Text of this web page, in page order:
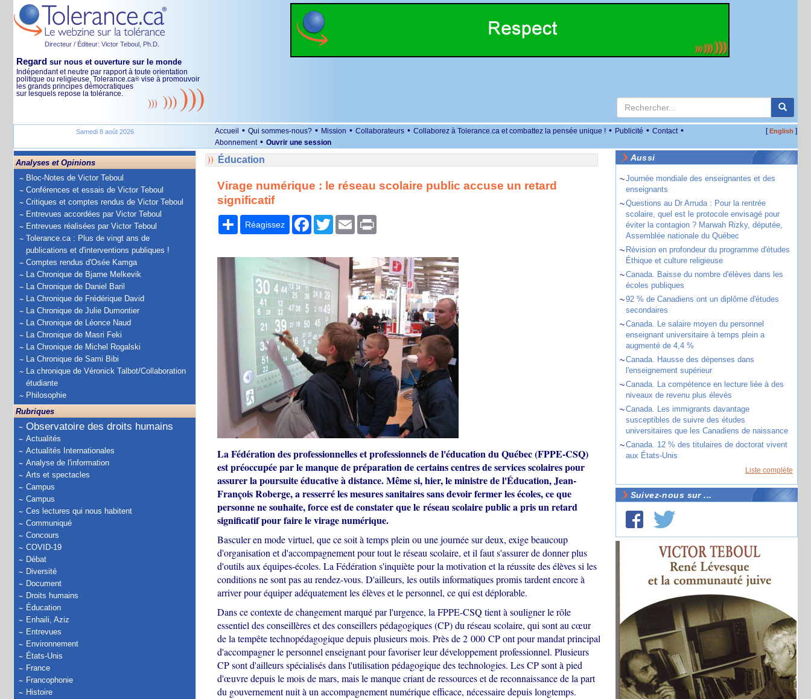
Directeur / Éditeur: Victor Teboul, Ph.D.
Regard sur nous et ouverture sur le monde
Indépendant et neutre par rapport à toute orientation
politique ou religieuse, Tolerance.ca® vise à promouvoir
les grands principes démocratiques
sur lesquels repose la tolérance.
Samedi 8 août 2026 Accueil • Qui sommes-nous? • Mission • Collaborateurs • Collaborez à Tolerance.ca et combattez la pensée unique ! • Publicité • Contact •
Abonnement • Ouvrir une session
[English ]
Analyses et Opinions
Bloc-Notes de Victor Teboul
Conférences et essais de Victor Teboul
Critiques et comptes rendus de Victor Teboul
Entrevues accordées par Victor Teboul
Entrevues réalisées par Victor Teboul
Tolerance.ca : Plus de vingt ans de
publications et d'interventions publiques !
Comptes rendus d'Osée Kamga
La Chronique de Bjarne Melkevik
La Chronique de Daniel Baril
La Chronique de Frédérique David
La Chronique de Julie Dumontier
La Chronique de Léonce Naud
La Chronique de Masri Feki
La Chronique de Michel Rogalski
La Chronique de Sami Bibi
La chronique de Véronick Talbot/Collaboration
étudiante
Philosophie
Rubriques
Observatoire des droits humains
Actualités
Actualités Internationales
Analyse de l'information
Arts et spectacles
Campus
Campus
Ces lectures qui nous habitent
Communiqué
Concours
COVID-19
Débat
Diversité
Document
Droits humains
Éducation
Enhaili, Aziz
Entrevues
Environnement
États-Unis
France
Francophonie
Histoire
Éducation
Virage numérique : le réseau scolaire public accuse un retard
significatif
Partager
Réagissez Facebook
TwitterEmail Print
La Fédération des professionnelles et professionnels de l'éducation du Québec (FPPE-CSQ)
est préoccupée par le manque de préparation de certains centres de services scolaires pour
assurer la poursuite éducative à distance. Même si, hier, le ministre de l'Éducation, Jean-
François Roberge, a resserré les mesures sanitaires sans devoir fermer les écoles, ce que
personne ne souhaite, force est de constater que le réseau scolaire public a pris un retard
significatif pour faire le virage numérique.
Basculer en mode virtuel, que ce soit à temps plein ou une journée sur deux, exige beaucoup
d'organisation et d'accompagnement pour tout le réseau scolaire, et il faut s'assurer de donner plus
d'outils aux équipes-écoles. La Fédération s'inquiète pour la motivation et la réussite des élèves si les
conditions ne sont pas au rendez-vous. D'ailleurs, les outils informatiques promis tardent encore à
arriver pour équiper adéquatement les élèves et le personnel, ce qui est déplorable.
Dans ce contexte de changement marqué par l'urgence, la FPPE-CSQ tient à souligner le rôle
essentiel des conseillères et des conseillers pédagogiques (CP) du réseau scolaire, qui sont au cœur
de la tempête technopédagogique depuis plusieurs mois. Près de 2 000 CP ont pour mandat principal
d'accompagner le personnel enseignant pour favoriser leur développement professionnel. Plusieurs
CP sont d'ailleurs spécialisés dans l'utilisation pédagogique des technologies. Les CP sont à pied
d'œuvre depuis le mois de mars, mais le manque criant de ressources et de reconnaissance de la part
du gouvernement nuit à un accompagnement numérique efficace, nécessaire depuis longtemps.
Aussi
~Journée mondiale des enseignantes et des
enseignants
~Questions au Dr Arruda : Pour la rentrée
scolaire, quel est le protocole envisagé pour
éviter la contagion ? Marwah Rizky, députée,
Assemblée nationale du Québec
~ Révision en profondeur du programme d'études
Éthique et culture religieuse
~Canada. Baisse du nombre d'élèves dans les
écoles publiques
~92 % de Canadiens ont un diplôme d'études
secondaires
~Canada. Le salaire moyen du personnel
enseignant universitaire à temps plein a
augmenté de 4,4 %
~Canada. Hausse des dépenses dans
l'enseignement supérieur
~Canada. La compétence en lecture liée à des
niveaux de revenu plus élevés
~Canada. Les immigrants davantage
susceptibles de suivre des études
universitaires que les Canadiens de naissance
~Canada. 12 % des titulaires de doctorat vivent
aux États-Unis
Liste complète
Suivez-nous sur ...